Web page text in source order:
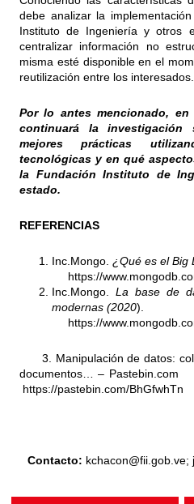
debe analizar la
Instituto de Ingeniería y otros
centralizar información no
misma esté disponible en el
reutilización entre los interesados.
Por lo antes mencionado,
continuará la
mejores prácticas
tecnológicas y en qué
la Fundación Instituto de
estado.
REFERENCIAS
Inc.Mongo. ¿Qué es el Big
https://
Inc.Mongo. La base de
modernas (2020).
https://
3. Manipulación de
documentos… –
https://pastebin.com/BhGfwhTn
Contacto: kchacon@fii.gob.ve;